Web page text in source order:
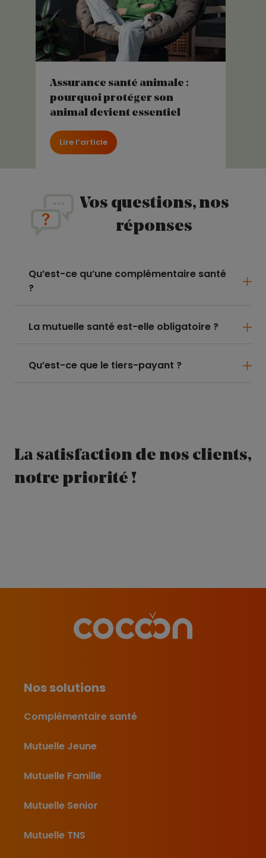
Assurance santé animale :
pourquoi protéger son
animal devient essentiel
Lire l’article
Vos questions, nos
réponses
Qu’est-ce qu’une complémentaire santé
?
La mutuelle santé est-elle obligatoire ?
Qu’est-ce que le tiers-payant ?
La satisfaction de nos clients,
notre priorité !
Nos solutions
Complémentaire santé
Mutuelle Jeune
Mutuelle Famille
Mutuelle Senior
Mutuelle TNS